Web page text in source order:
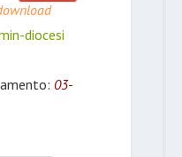
diocesi
03-